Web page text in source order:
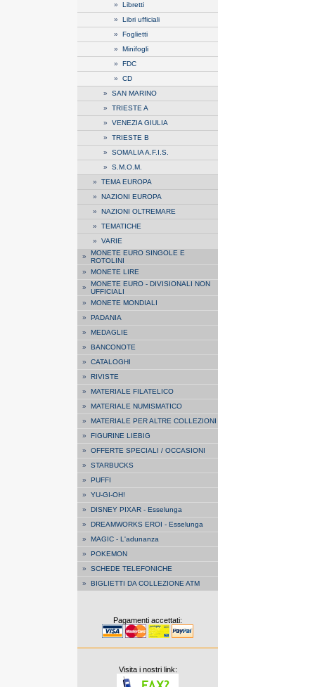
» Libretti
» Libri ufficiali
» Foglietti
» Minifogli
» FDC
» CD
» SAN MARINO
» TRIESTE A
» VENEZIA GIULIA
» TRIESTE B
» SOMALIA A.F.I.S.
» S.M.O.M.
» TEMA EUROPA
» NAZIONI EUROPA
» NAZIONI OLTREMARE
» TEMATICHE
» VARIE
» MONETE EURO SINGOLE E
ROTOLINI
» MONETE LIRE
» MONETE EURO - DIVISIONALI NON
UFFICIALI
» MONETE MONDIALI
» PADANIA
» MEDAGLIE
» BANCONOTE
» CATALOGHI
» RIVISTE
» MATERIALE FILATELICO
» MATERIALE NUMISMATICO
» MATERIALE PER ALTRE COLLEZIONI
» FIGURINE LIEBIG
» OFFERTE SPECIALI / OCCASIONI
» STARBUCKS
» PUFFI
» YU-GI-OH!
» DISNEY PIXAR - Esselunga
» DREAMWORKS EROI - Esselunga
» MAGIC - L'adunanza
» POKEMON
» SCHEDE TELEFONICHE
» BIGLIETTI DA COLLEZIONE ATM
Pagamenti accettati:
Visita i nostri link: